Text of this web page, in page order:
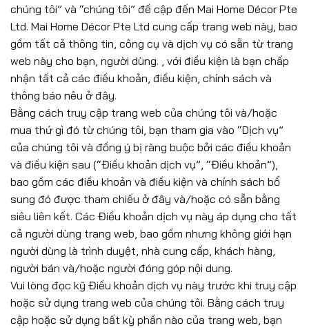
chúng tôi” và “chúng tôi” đề cập đến Mai Home Décor Pte
Ltd. Mai Home Décor Pte Ltd cung cấp trang web này, bao
gồm tất cả thông tin, công cụ và dịch vụ có sẵn từ trang
web này cho bạn, người dùng. , với điều kiện là bạn chấp
nhận tất cả các điều khoản, điều kiện, chính sách và
thông báo nêu ở đây.
Bằng cách truy cập trang web của chúng tôi và/hoặc
mua thứ gì đó từ chúng tôi, bạn tham gia vào “Dịch vụ”
của chúng tôi và đồng ý bị ràng buộc bởi các điều khoản
và điều kiện sau (“Điều khoản dịch vụ”, “Điều khoản”),
bao gồm các điều khoản và điều kiện và chính sách bổ
sung đó được tham chiếu ở đây và/hoặc có sẵn bằng
siêu liên kết. Các Điều khoản dịch vụ này áp dụng cho tất
cả người dùng trang web, bao gồm nhưng không giới hạn
người dùng là trình duyệt, nhà cung cấp, khách hàng,
người bán và/hoặc người đóng góp nội dung.
Vui lòng đọc kỹ Điều khoản dịch vụ này trước khi truy cập
hoặc sử dụng trang web của chúng tôi. Bằng cách truy
cập hoặc sử dụng bất kỳ phần nào của trang web, bạn